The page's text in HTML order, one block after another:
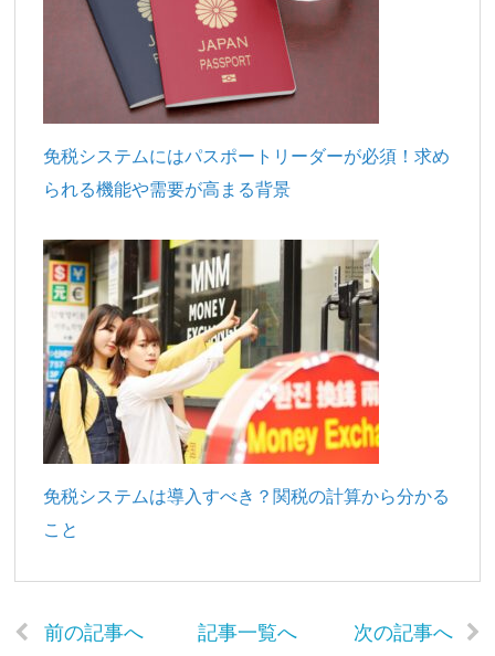
免税システムにはパスポートリーダーが必須！求め
られる機能や需要が高まる背景
免税システムは導入すべき？関税の計算から分かる
こと
前の記事へ 記事一覧へ 次の記事へ